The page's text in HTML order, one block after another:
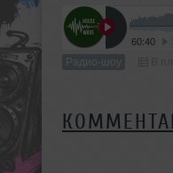
60:40
Радио-шоу